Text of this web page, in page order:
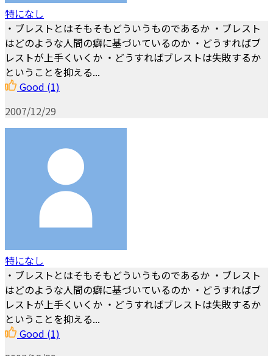
特になし
・ブレストとはそもそもどういうものであるか ・ブレスト
はどのような人間の癖に基づいているのか ・どうすればブ
レストが上手くいくか ・どうすればブレストは失敗するか
ということを抑える...
Good (1)
2007/12/29
特になし
・ブレストとはそもそもどういうものであるか ・ブレスト
はどのような人間の癖に基づいているのか ・どうすればブ
レストが上手くいくか ・どうすればブレストは失敗するか
ということを抑える...
Good (1)